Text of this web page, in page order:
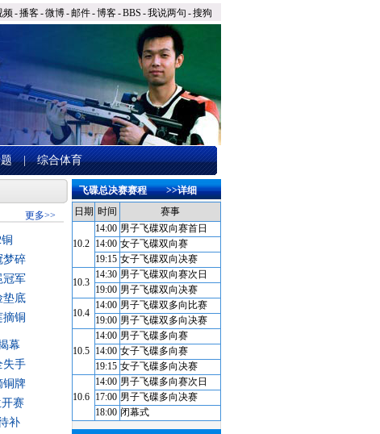
频-播客-微博-邮件-博客-BBS -我说两句 -搜狗
|综合体育
更多>>
梦碎
冠军
垫底
铜
幕
失手
铜牌
赛
补
飞碟总决赛赛程>>详细
日期 时间 赛事
10.2
14:00 男子飞碟双向赛首日
14:00 女子飞碟双向赛
19:15 女子飞碟双向决赛
10.3
14:30 男子飞碟双向赛次日
19:00 男子飞碟双向决赛
10.4
14:00 男子飞碟双多向比赛
19:00 男子飞碟双多向决赛
10.5
14:00 男子飞碟多向赛
14:00 女子飞碟多向赛
19:15 女子飞碟多向决赛
10.6
14:00 男子飞碟多向赛次日
17:00 男子飞碟多向决赛
18:00 闭幕式